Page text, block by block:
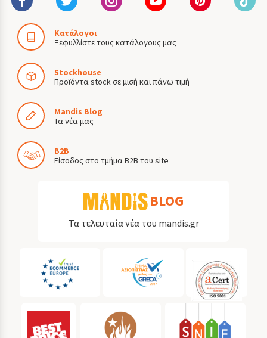
Κατάλογοι
Ξεφυλλίστε τους κατάλογους μας
Stockhouse
Προϊόντα stock σε μισή και πάνω τιμή
Mandis Blog
Τα νέα μας
B2B
Είσοδος στο τμήμα B2B του site
BLOG
Τα τελευταία νέα του mandis.gr